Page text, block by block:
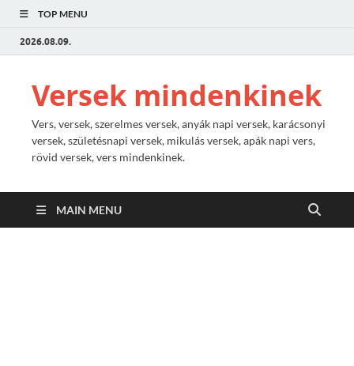
TOP MENU
2026.08.09.
Versek mindenkinek
Vers, versek, szerelmes versek, anyák napi versek, karácsonyi
versek, születésnapi versek, mikulás versek, apák napi vers,
rövid versek, vers mindenkinek.
MAIN MENU